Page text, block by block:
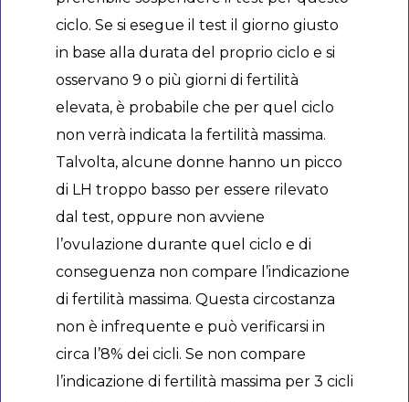
ciclo. Se si esegue il test il giorno giusto
in base alla durata del proprio ciclo e si
osservano 9 o più giorni di fertilità
elevata, è probabile che per quel ciclo
non verrà indicata la fertilità massima.
Talvolta, alcune donne hanno un picco
di LH troppo basso per essere rilevato
dal test, oppure non avviene
l’ovulazione durante quel ciclo e di
conseguenza non compare l’indicazione
di fertilità massima. Questa circostanza
non è infrequente e può verificarsi in
circa l’8% dei cicli. Se non compare
l’indicazione di fertilità massima per 3 cicli